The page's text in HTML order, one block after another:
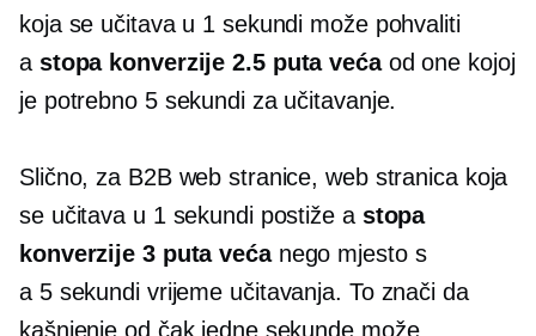
koja se učitava u 1 sekundi može pohvaliti
a stopa konverzije 2.5 puta većaod one kojoj
je potrebno 5 sekundi za učitavanje.
Slično, za B2B web stranice, web stranica koja
se učitava u 1 sekundi postiže a stopa
konverzije 3 puta većanego mjesto s
a 5 sekundivrijeme učitavanja. To znači da
kašnjenje od čak jedne sekunde može